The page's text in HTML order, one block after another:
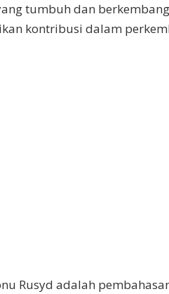
tumbuh dan
kontribusi dalam
Rusyd adalah